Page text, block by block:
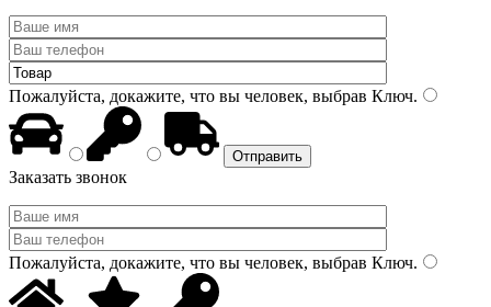
Пожалуйста, докажите, что вы человек, выбрав Ключ.
Заказать звонок
Пожалуйста, докажите, что вы человек, выбрав Ключ.